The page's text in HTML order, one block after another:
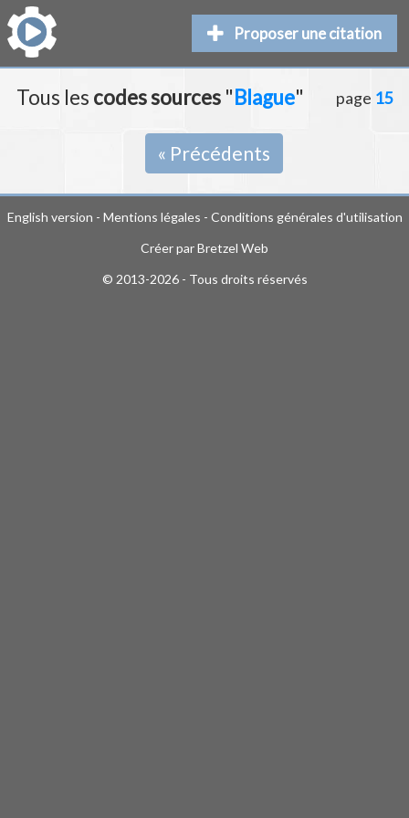
Proposer une citation
Tous les codes sources" Blague" page 15
« Précédents
English version - Mentions légales - Conditions générales d'utilisation
Créer parBretzel Web
© 2013-2026 - Tous droits réservés